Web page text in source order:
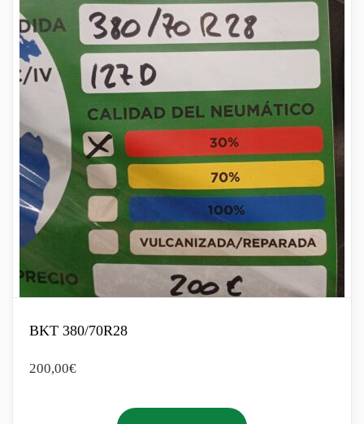
BKT 380/70R28
200,00€